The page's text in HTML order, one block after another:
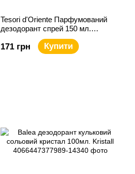
Tesori d'Oriente Парфумований
дезодорант спрей 150 мл.
АЮРВЕДА олія амли і пачулі
171 грн Купити